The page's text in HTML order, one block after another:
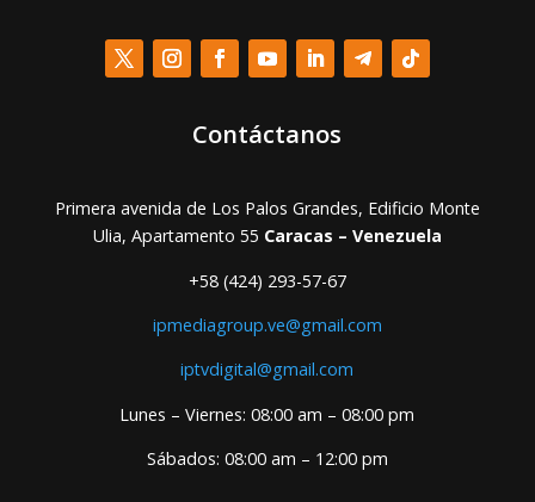
Contáctanos
Primera avenida de Los Palos Grandes, Edificio Monte
Ulia, Apartamento 55 Caracas – Venezuela
+58 (424) 293-57-67
ipmediagroup.ve@gmail.com
iptvdigital@gmail.com
Lunes – Viernes: 08:00 am – 08:00 pm
Sábados: 08:00 am – 12:00 pm